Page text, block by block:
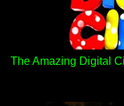
The Amazing Digital